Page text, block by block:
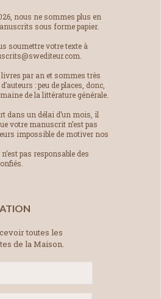
nous ne sommes plus en
sous forme papier.
soumettre votre texte à
par an et sommes très
: peu de places, donc,
de la littérature générale.
dans un délai d’un mois, il
votre manuscrit n’est pas
impossible de motiver nos
pas responsable des
toutes les
de la Maison.